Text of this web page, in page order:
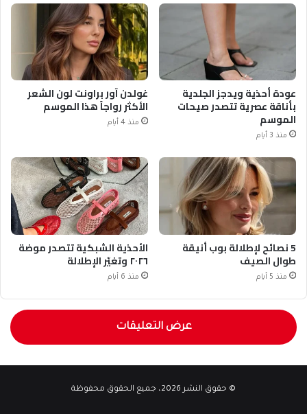
عودة أحذية ويدجز الجلدية
بأناقة عصرية تتصدر صيحات
الموسم
منذ 3 أيام
غولدن آور براونت لون الشعر
الأكثر رواجاً هذا الموسم
منذ 4 أيام
5 نصائح لإطلالة بوب أنيقة
طوال الصيف
منذ 5 أيام
الأحذية الشبكية تتصدر موضة
٢٠٢٦ وتغيّر الإطلالة
منذ 6 أيام
عرض التعليقات
© حقوق النشر 2026، جميع الحقوق محفوظة